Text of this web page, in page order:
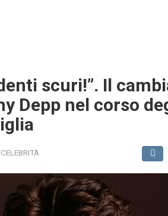
scuri!”. Il
Depp nel corso
CELEBRITÀ